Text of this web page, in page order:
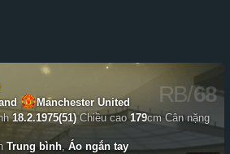
Manchester United
18.2.1975(51) Chiều cao 179cmCân nặng
Trung bình,Áo ngắn tay
RB/68